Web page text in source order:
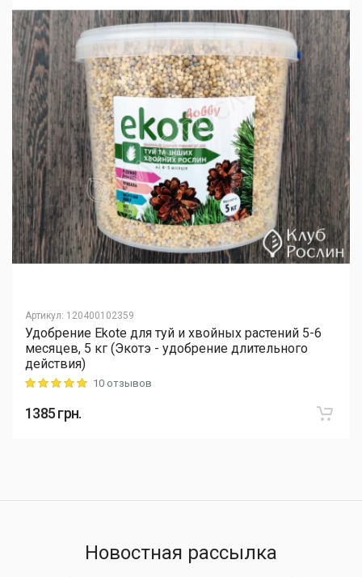
Артикул: 120400102359
Удобрение Ekote для туй и хвойных растений 5-6
месяцев, 5 кг (Экотэ - удобрение длительного
действия)
Rating: 5 out of 510 отзывов
1385грн.
Новостная рассылка